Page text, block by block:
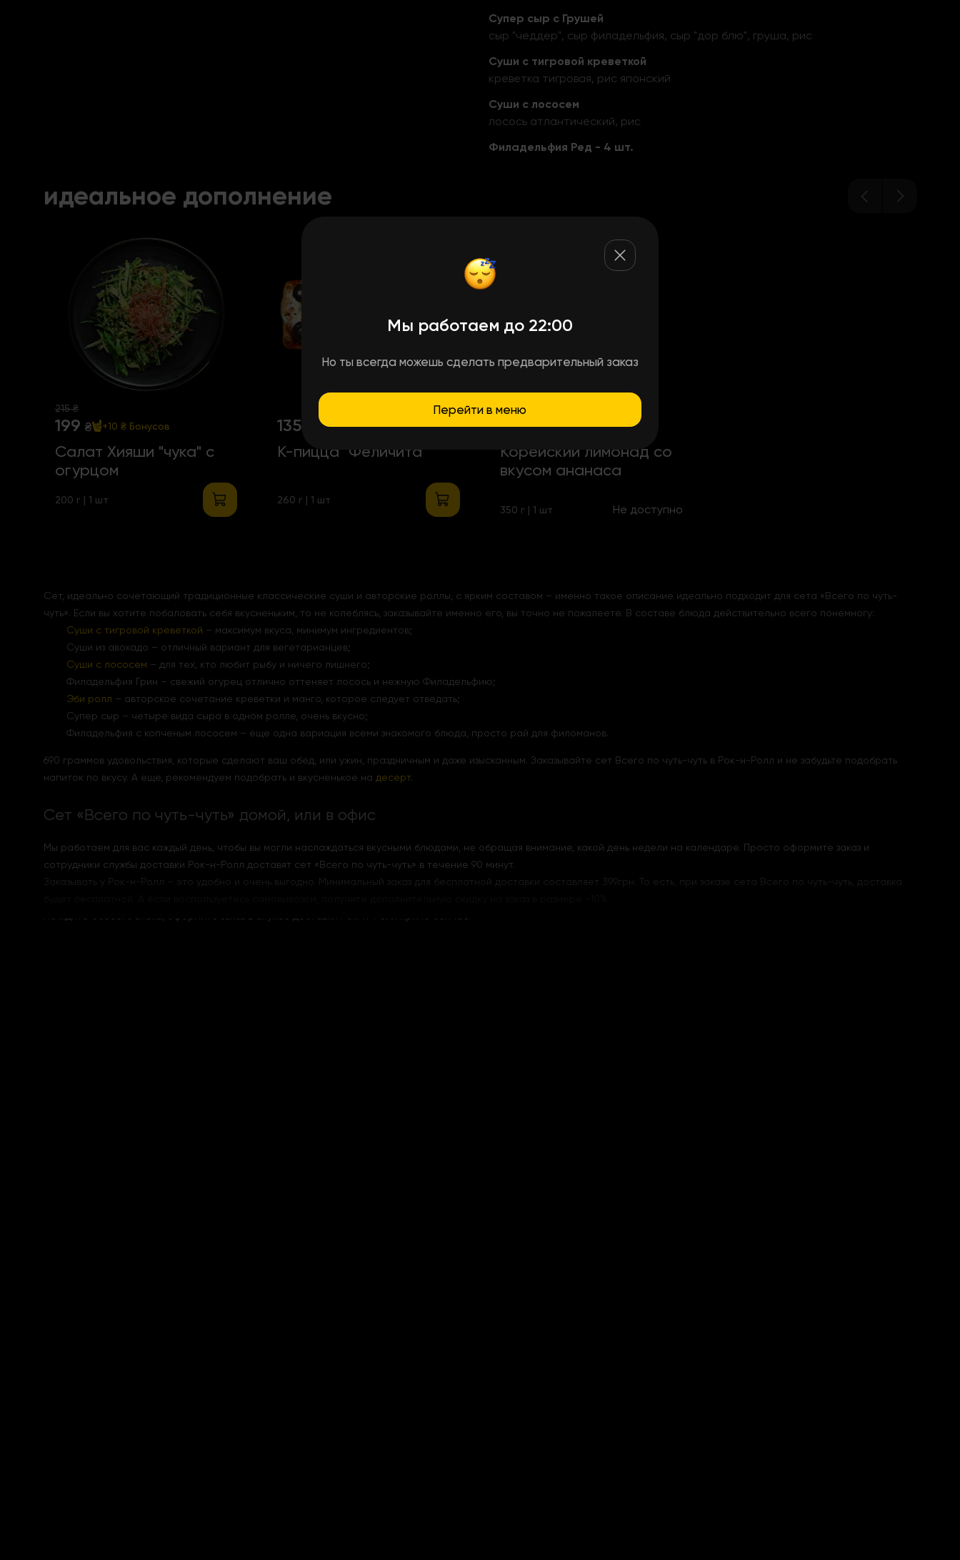
Супер сыр с Грушей
сыр "чеддер", сыр филадельфия, сыр "дор блю", груша, рис
Суши с тигровой креветкой
креветка тигровая, рис японский
Суши с лососем
лосось атлантический, рис
Филадельфия Ред - 4 шт.
идеальное дополнение
215 ₴
199 ₴ +10 ₴ Бонусов
Салат Хияши "чука" с
огурцом
200 г | 1 шт
135 +7 ₴ Бонусов
К-пицца "Феличита"
260 г | 1 шт
95₴ +5 ₴ Бонусов
Корейский лимонад со
вкусом ананаса
350 г | 1 шт Не доступно
Сет, идеально сочетающий традиционные классические суши и авторские роллы, с ярким составом – именно такое описание идеально подходит для сета «Всего по чуть-
чуть». Если вы хотите побаловать себя вкусненьким, то не колеблясь, заказывайте именно его, вы точно не пожалеете. В составе блюда действительно всего понемногу:
Суши с тигровой креветкой – максимум вкуса, минимум ингредиентов;
Суши из авокадо – отличный вариант для вегетарианцев;
Суши с лососем – для тех, кто любит рыбу и ничего лишнего;
Филадельфия Грин – свежий огурец отлично оттеняет лосось и нежную Филадельфию;
Эби ролл – авторское сочетание креветки и манго, которое следует отведать;
Супер сыр – четыре вида сыра в одном ролле, очень вкусно;
Филадельфия с копченым лососем – еще одна вариация всеми знакомого блюда, просто рай для филоманов.
690 граммов удовольствия, которые сделают ваш обед, или ужин, праздничным и даже изысканным. Заказывайте сет Всего по чуть-чуть в Рок-н-Ролл и не забудьте подобрать
напиток по вкусу. А еще, рекомендуем подобрать и вкусненькое на десерт.
Сет «Всего по чуть-чуть» домой, или в офис
Мы работаем для вас каждый день, чтобы вы могли наслаждаться вкусными блюдами, не обращая внимание, какой день недели на календаре. Просто оформите заказ и
сотрудники службы доставки Рок-н-Ролл доставят сет «Всего по чуть-чуть» в течение 90 минут.
Заказывать у Рок-н-Ролл – это удобно и очень выгодно. Минимальный заказ для бесплатной доставки составляет 399грн. То есть, при заказе сета Всего по чуть-чуть, доставка
Мы работаем до 22:00
Но ты всегда можешь сделать предварительный заказ
Перейти в меню